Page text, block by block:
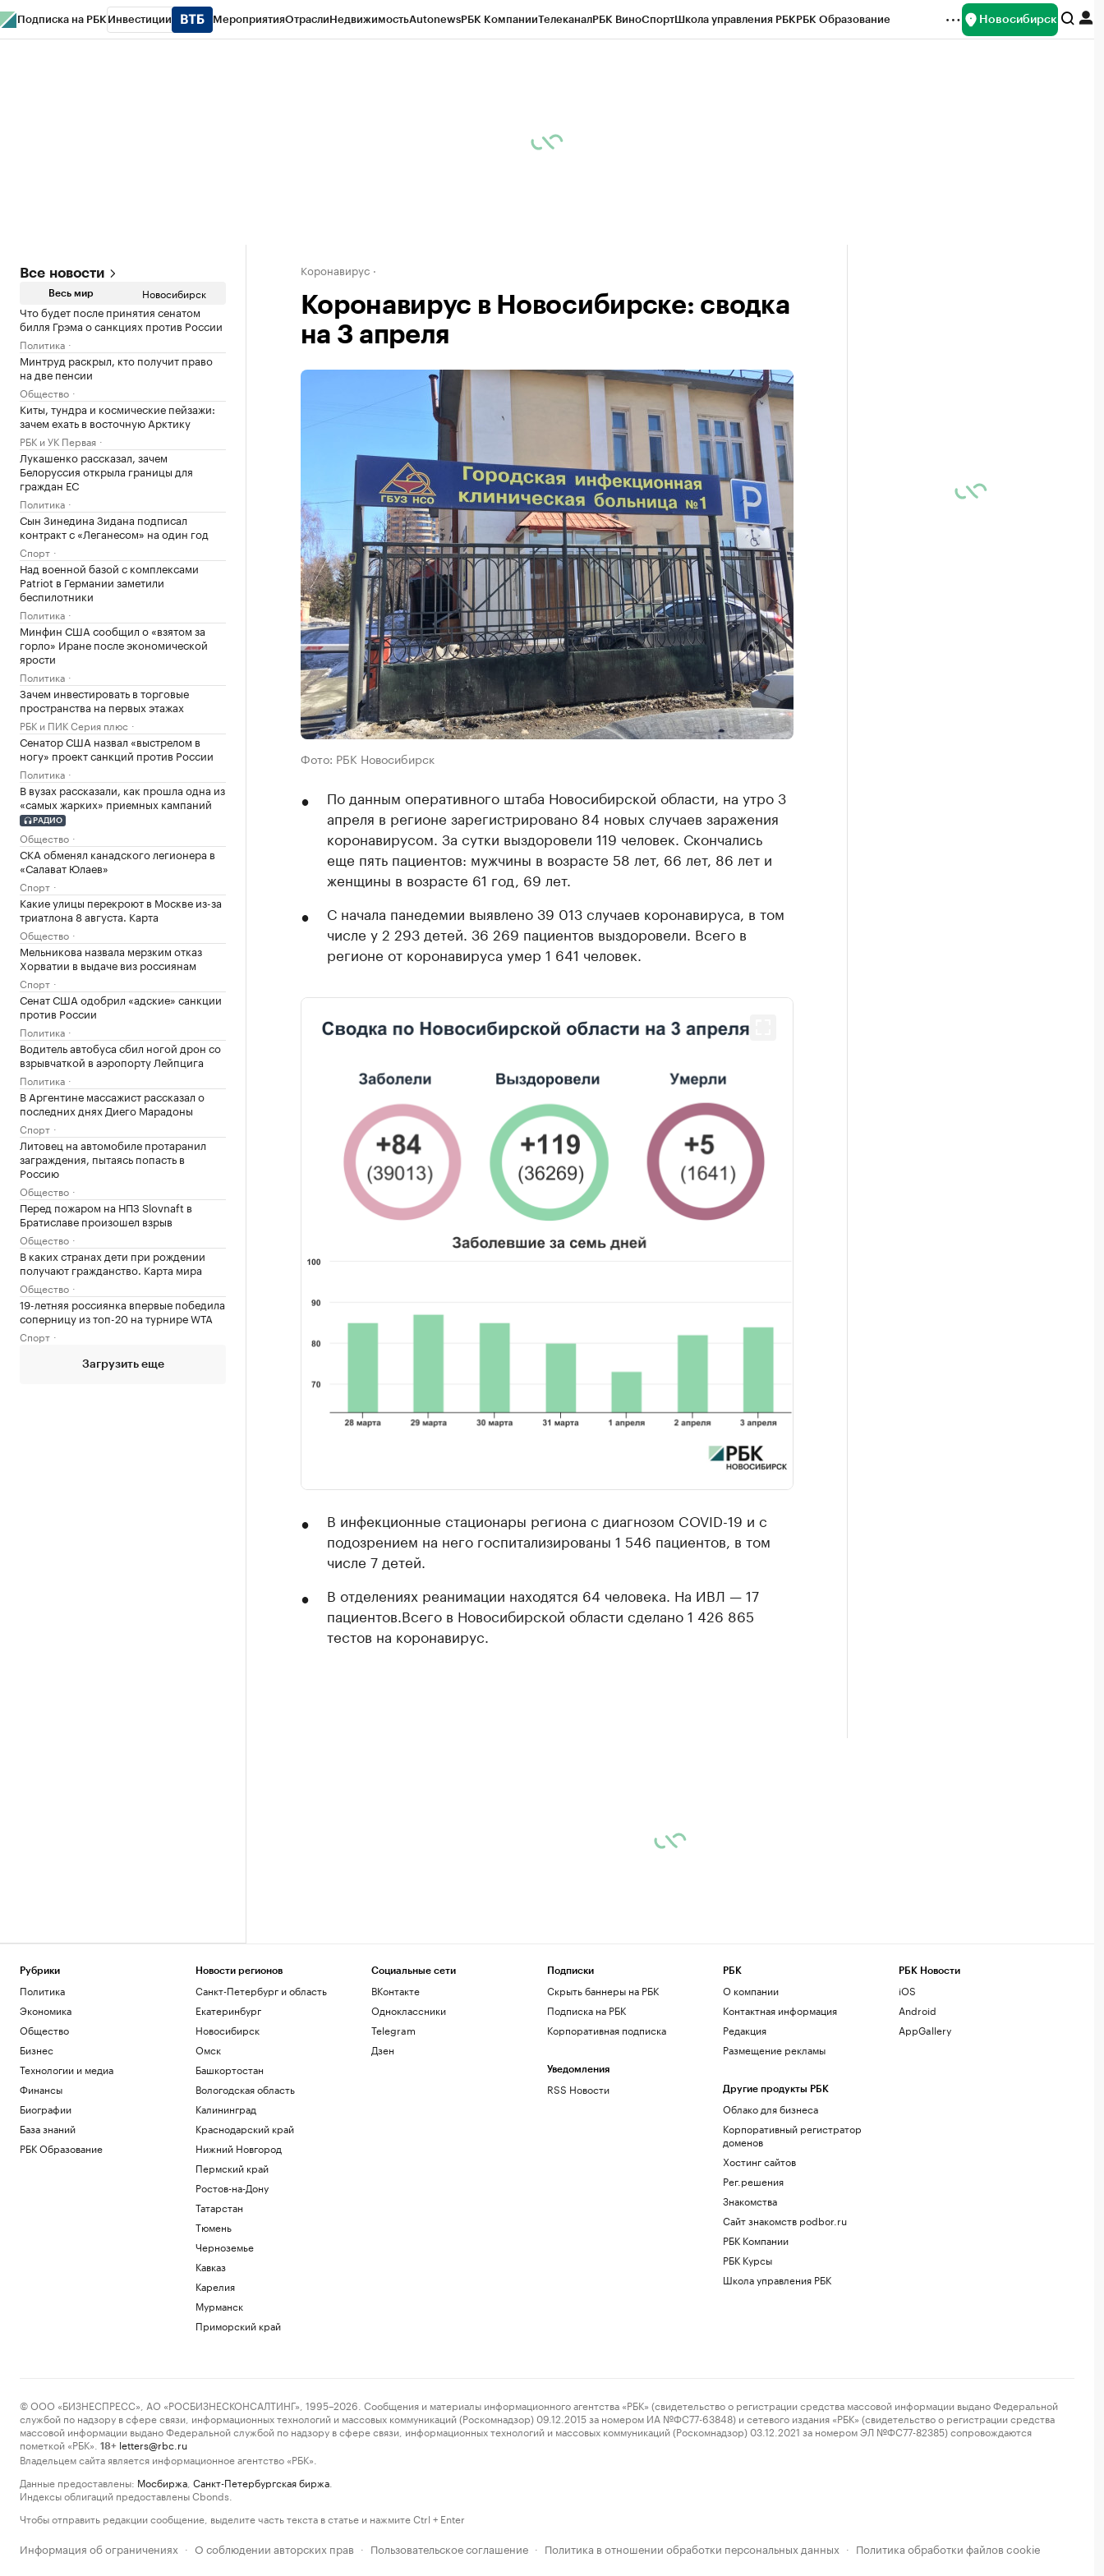
Подписка на РБК Инвестиции МероприятияОтраслиНедвижимостьAutonewsРБК КомпанииТелеканалРБК ВиноСпортШкола управления РБКРБК Образование Новосибирск
Все новости
Весь мир Новосибирск
Что будет после принятия сенатом
билля Грэма о санкциях против России
Политика
Минтруд раскрыл, кто получит право
на две пенсии
Общество
Киты, тундра и космические пейзажи:
зачем ехать в восточную Арктику
РБК и УК Первая
Лукашенко рассказал, зачем
Белоруссия открыла границы для
граждан ЕС
Политика
Сын Зинедина Зидана подписал
контракт с «Леганесом» на один год
Спорт
Над военной базой с комплексами
Patriot в Германии заметили
беспилотники
Политика
Минфин США сообщил о «взятом за
горло» Иране после экономической
ярости
Политика
Зачем инвестировать в торговые
пространства на первых этажах
РБК и ПИК Серия плюс
Сенатор США назвал «выстрелом в
ногу» проект санкций против России
Политика
В вузах рассказали, как прошла одна из
«самых жарких» приемных кампаний
РАДИО
Общество
СКА обменял канадского легионера в
«Салават Юлаев»
Спорт
Какие улицы перекроют в Москве из-за
триатлона 8 августа. Карта
Общество
Мельникова назвала мерзким отказ
Хорватии в выдаче виз россиянам
Спорт
Сенат США одобрил «адские» санкции
против России
Политика
Водитель автобуса сбил ногой дрон со
взрывчаткой в аэропорту Лейпцига
Политика
В Аргентине массажист рассказал о
последних днях Диего Марадоны
Спорт
Литовец на автомобиле протаранил
заграждения, пытаясь попасть в
Россию
Общество
Перед пожаром на НПЗ Slovnaft в
Братиславе произошел взрыв
Общество
В каких странах дети при рождении
получают гражданство. Карта мира
Общество
19-летняя россиянка впервые победила
соперницу из топ-20 на турнире WTA
Спорт
Загрузить еще
Коронавирус
Коронавирус в Новосибирске: сводка
на 3 апреля
Фото: РБК Новосибирск
По данным оперативного штаба Новосибирской области, на утро 3
апреля в регионе зарегистрировано 84 новых случаев заражения
коронавирусом. За сутки выздоровели 119 человек. Скончались
еще пять пациентов: мужчины в возрасте 58 лет, 66 лет, 86 лет и
женщины в возрасте 61 год, 69 лет.
С начала панедемии выявлено 39 013 случаев коронавируса, в том
числе у 2 293 детей. 36 269 пациентов выздоровели. Всего в
регионе от коронавируса умер 1 641 человек.
В инфекционные стационары региона с диагнозом COVID-19 и с
подозрением на него госпитализированы 1 546 пациентов, в том
числе 7 детей.
В отделениях реанимации находятся 64 человека. На ИВЛ — 17
пациентов.Всего в Новосибирской области сделано 1 426 865
тестов на коронавирус.
Рубрики
Политика
Экономика
Общество
Бизнес
Технологии и медиа
Финансы
Биографии
База знаний
РБК Образование
Новости регионов
Санкт-Петербург и область
Екатеринбург
Новосибирск
Омск
Башкортостан
Вологодская область
Калининград
Краснодарский край
Нижний Новгород
Пермский край
Ростов-на-Дону
Татарстан
Тюмень
Черноземье
Кавказ
Карелия
Мурманск
Приморский край
Социальные сети
ВКонтакте
Одноклассники
Telegram
Дзен
Подписки
Скрыть баннеры на РБК
Подписка на РБК
Корпоративная подписка
Уведомления
RSS Новости
РБК
О компании
Контактная информация
Редакция
Размещение рекламы
Другие продукты РБК
Облако для бизнеса
Корпоративный регистратор
доменов
Хостинг сайтов
Рег.решения
Знакомства
Сайт знакомств podbor.ru
РБК Компании
РБК Курсы
Школа управления РБК
РБК Новости
iOS
Android
AppGallery
© ООО «БИЗНЕСПРЕСС», АО «РОСБИЗНЕСКОНСАЛТИНГ», 1995–2026. Сообщения и материалы информационного агентства «РБК» (свидетельство о регистрации средства массовой информации выдано Федеральной
службой по надзору в сфере связи, информационных технологий и массовых коммуникаций (Роскомнадзор) 09.12.2015 за номером ИА №ФС77-63848) и сетевого издания «РБК» (свидетельство о регистрации средства
массовой информации выдано Федеральной службой по надзору в сфере связи, информационных технологий и массовых коммуникаций (Роскомнадзор) 03.12.2021 за номером ЭЛ №ФС77-82385) сопровождаются
пометкой «РБК».
18+ letters@rbc.ru
Владельцем сайта является информационное агентство «РБК».
Данные предоставлены: Мосбиржа Санкт-Петербургская биржа
Индексы облигаций предоставлены Cbonds.
Чтобы отправить редакции сообщение, выделите часть текста в статье и нажмите Ctrl + Enter
Информация об ограничениях · О соблюдении авторских прав · Пользовательское соглашение · Политика в отношении обработки персональных данных · Политика обработки файлов cookie